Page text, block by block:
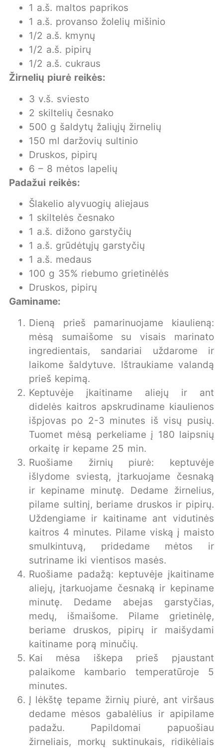
1 a.š. maltos paprikos
1 a.š. provanso žolelių mišinio
1/2 a.š. kmynų
1/2 a.š. pipirų
1/2 a.š. cukraus
Žirnelių piurė reikės:
3 v.š. sviesto
2 skiltelių česnako
500 g šaldytų žaliųjų žirnelių
150 ml daržovių sultinio
Druskos, pipirų
6 – 8 mėtos lapelių
Padažui reikės:
Šlakelio alyvuogių aliejaus
1 skiltelės česnako
1 a.š. dižono garstyčių
1 a.š. grūdėtųjų garstyčių
1 a.š. medaus
100 g 35% riebumo grietinėlės
Druskos, pipirų
Gaminame:
Dieną prieš pamarinuojame kiaulieną:
mėsą sumaišome su visais marinato
ingredientais, sandariai uždarome ir
laikome šaldytuve. Ištraukiame valandą
prieš kepimą.
Keptuvėje įkaitiname aliejų ir ant
didelės kaitros apskrudiname kiaulienos
išpjovas po 2-3 minutes iš visų pusių.
Tuomet mėsą perkeliame į 180 laipsnių
orkaitę ir kepame 25 min.
Ruošiame žirnių piurė: keptuvėje
išlydome sviestą, įtarkuojame česnaką
ir kepiname minutę. Dedame žirnelius,
pilame sultinį, beriame druskos ir pipirų.
Uždengiame ir kaitiname ant vidutinės
kaitros 4 minutes. Pilame viską į maisto
smulkintuvą, pridedame mėtos ir
sutriname iki vientisos masės.
Ruošiame padažą: keptuvėje įkaitiname
aliejų, įtarkuojame česnaką ir kepiname
minutę. Dedame abejas garstyčias,
medų, išmaišome. Pilame grietinėlę,
beriame druskos, pipirų ir maišydami
kaitiname porą minučių.
Kai mėsa iškepa prieš pjaustant
palaikome kambario temperatūroje 5
minutes.
Į lėkštę tepame žirnių piurė, ant viršaus
dedame mėsos gabalėlius ir apipilame
padažu. Papildomai papuošiau
žirneliais, morkų suktinukais, ridikėliais